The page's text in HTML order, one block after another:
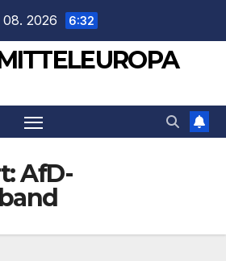
08. 2026 6:32
AfD-